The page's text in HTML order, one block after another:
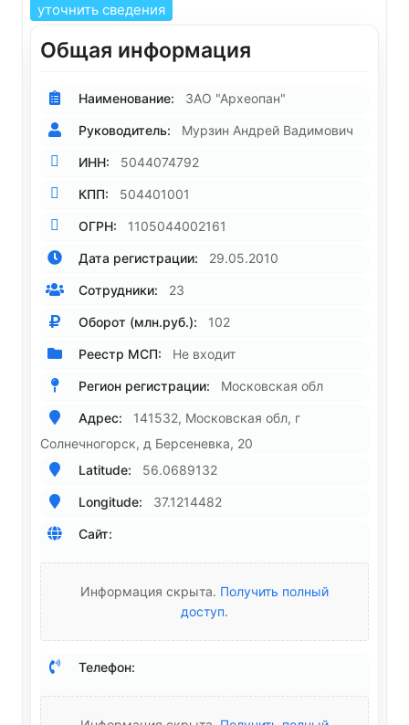
уточнить сведения
Общая информация
Наименование: ЗАО "Археопан"
Руководитель: Мурзин Андрей Вадимович
ИНН: 5044074792
КПП: 504401001
ОГРН: 1105044002161
Дата регистрации: 29.05.2010
Сотрудники: 23
Оборот (млн.руб.): 102
Реестр МСП: Не входит
Регион регистрации: Московская обл
Адрес:
141532, Московская обл, г
Солнечногорск, д Берсеневка, 20
Latitude:
56.0689132
Longitude: 37.1214482
Сайт:
Информация скрыта. Получить полный
доступ.
Телефон: